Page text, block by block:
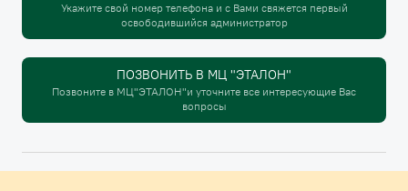
Укажите свой номер телефона и с Вами свяжется первый
освободившийся администратор
ПОЗВОНИТЬ В МЦ "ЭТАЛОН"
Позвоните в МЦ"ЭТАЛОН"и уточните все интересующие Вас
вопросы